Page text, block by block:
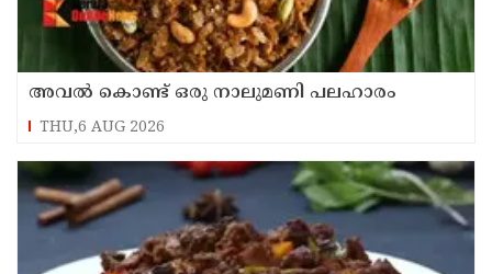
അവൽ കൊണ്ട് ഒരു നാലുമണി പലഹാരം
THU,6 AUG 2026